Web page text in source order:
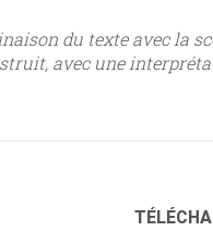
du texte avec la
avec une